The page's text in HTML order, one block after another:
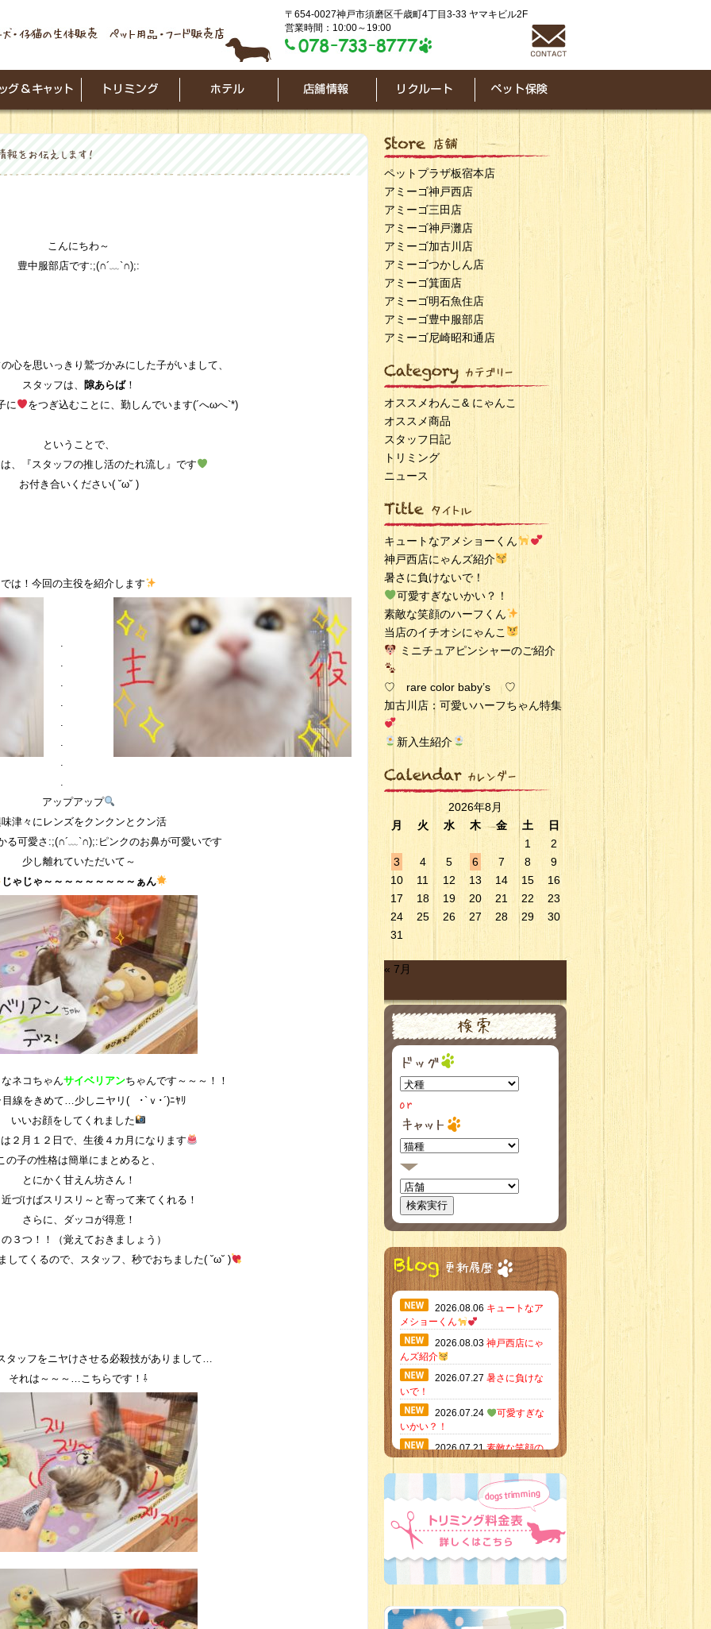
〒654-0027神戸市須磨区千歳町4丁目3-33 ヤマキビル2F
営業時間：10:00～19:00
こんにちわ～
豊中服部店です:;(∩´﹏`∩);:
心を思いっきり鷲づかみにした子がいまして、
スタッフは、
隙あらば！
に
をつぎ込むことに、勤しんでいます(´へωへ`*)
ということで、
、『スタッフの推し活のたれ流し』です
お付き合いください( ˘ω˘ )
では！今回の主役を紹介します
.
.
.
.
.
.
.
.
アップアップ
津々にレンズをクンクンとクン活
る可愛さ:;(∩´﹏`∩);:ピンクのお鼻が可愛いです
少し離れていただいて～
じゃじゃ～～～～～～～～～ぁん
ネコちゃんサイベリアンちゃんです～～～！！
目線をきめて…少しニヤリ( ･`ｖ･´)ﾆﾔﾘ
いいお顔をしてくれました
２月１２日で、生後４カ月になります
の子の性格は簡単にまとめると、
とにかく甘えん坊さん！
づけばスリスリ～と寄って来てくれる！
さらに、ダッコが得意！
３つ！！（覚えておきましょう）
してくるので、スタッフ、秒でおちました( ˘ω˘ )
タッフをニヤけさせる必殺技がありまして…
それは～～～…こちらです！⇩
ペットプラザ板宿本店
アミーゴ神戸西店
アミーゴ三田店
アミーゴ神戸灘店
アミーゴ加古川店
アミーゴつかしん店
アミーゴ箕面店
アミーゴ明石魚住店
アミーゴ豊中服部店
アミーゴ尼崎昭和通店
オススメわんこ& にゃんこ
オススメ商品
スタッフ日記
トリミング
ニュース
キュートなアメショーくん
神戸西店にゃんズ紹介
暑さに負けないで！
可愛すぎないかい？！
素敵な笑顔のハーフくん
当店のイチオシにゃんこ
ミニチュアピンシャーのご紹介
♡ rare color baby’s ♡
加古川店：可愛いハーフちゃん特集
新入生紹介
2026年8月
月
火 水 木 金 土
日
1
2
3
4 5 6 7 8
9
10
11 12 13 14 15
16
17
18 19 20 21 22
23
24
25 26 27 28 29
30
31
« 7月
2026.08.06 キュートなア
メショーくん
2026.08.03 神戸西店にゃ
んズ紹介
2026.07.27 暑さに負けな
いで！
2026.07.24
可愛すぎな
いかい？！
2026.07.21素敵な笑顔の
当店のイチオ
シにゃんこ
2026.07.15
ミニチュア
ピンシャーのご紹介
2026.07.09加古川店：可
2026.07.06 新入生紹介